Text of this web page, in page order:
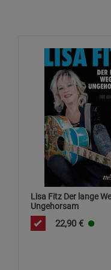
Lisa Fitz Der lange Weg zum
Ungehorsam
22,90 €